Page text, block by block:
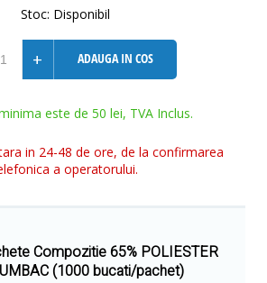
Stoc: Disponibil
+ ADAUGA IN COS
este de 50 lei, TVA Inclus.
in 24-48 de ore, de la confirmarea
a operatorului.
Compozitie 65% POLIESTER
(1000 bucati/pachet)